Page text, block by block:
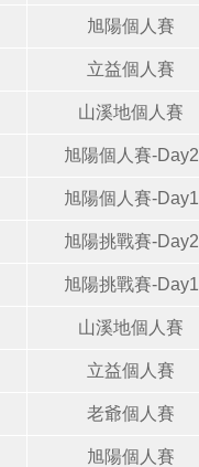
旭陽個人賽
立益個人賽
山溪地個人賽
旭陽個人賽-Day2
旭陽個人賽-Day1
旭陽挑戰賽-Day2
旭陽挑戰賽-Day1
山溪地個人賽
立益個人賽
老爺個人賽
旭陽個人賽